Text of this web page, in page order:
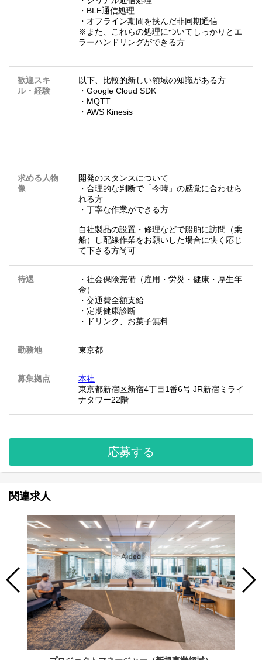
・BLE通信処理
・オフライン期間を挟んだ非同期通信
※また、これらの処理についてしっかりとエ
ラーハンドリングができる方
歓迎スキ
ル・経験
以下、比較的新しい領域の知識がある方
・Google Cloud SDK
・MQTT
・AWS Kinesis
求める人物
像
開発のスタンスについて
・合理的な判断で「今時」の感覚に合わせら
れる方
・丁寧な作業ができる方
自社製品の設置・修理などで船舶に訪問（乗
船）し配線作業をお願いした場合に快く応じ
て下さる方尚可
待遇
・社会保険完備（雇用・労災・健康・厚生年
金）
・交通費全額支給
・定期健康診断
・ドリンク、お菓子無料
勤務地 東京都
募集拠点
本社
東京都新宿区新宿4丁目1番6号 JR新宿ミライ
ナタワー22階
応募する
関連求人